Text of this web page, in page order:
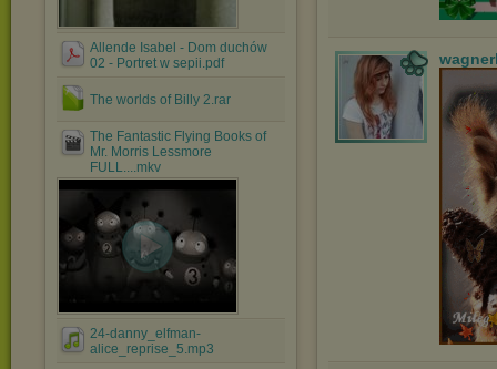
Allende Isabel - Dom duchów
02 - Portret w sepii.pdf
The worlds of Billy 2.rar
The Fantastic Flying Books of
Mr. Morris Lessmore
FULL....mkv
24-danny_elfman-
alice_reprise_5.mp3